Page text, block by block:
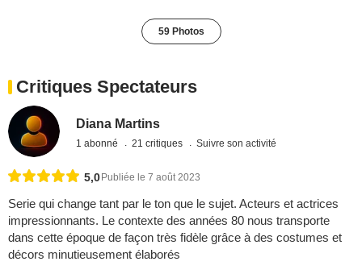
59 Photos
Critiques Spectateurs
Diana Martins
1 abonné 21 critiques Suivre son activité
5,0 Publiée le 7 août 2023
Serie qui change tant par le ton que le sujet. Acteurs et actrices
impressionnants. Le contexte des années 80 nous transporte
dans cette époque de façon très fidèle grâce à des costumes et
décors minutieusement élaborés